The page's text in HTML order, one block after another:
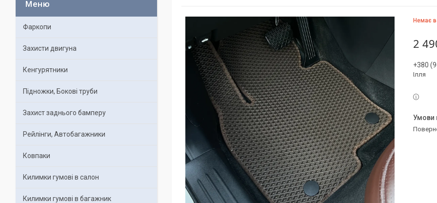
Немає в
2
+380
Ілля
Фаркопи
Захисти двигуна
Кенгурятники
Підножки, Бокові труби
Захист заднього бамперу
Рейлінги, Автобагажники
Ковпаки
Килимки гумові в салон
Килимки гумові в багажник